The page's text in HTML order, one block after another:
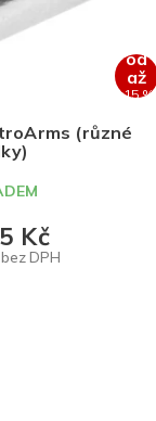
od
až
–15 %
(různé
DPH
Kč